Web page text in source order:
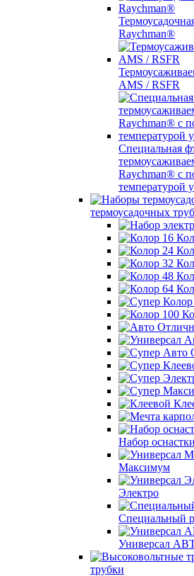
Raychman®
AMS / RSFR
Специальная
Raychman® с
температурой
термоусадочных
Набор
Максимум
Электро
Специальный
Универсал
трубки